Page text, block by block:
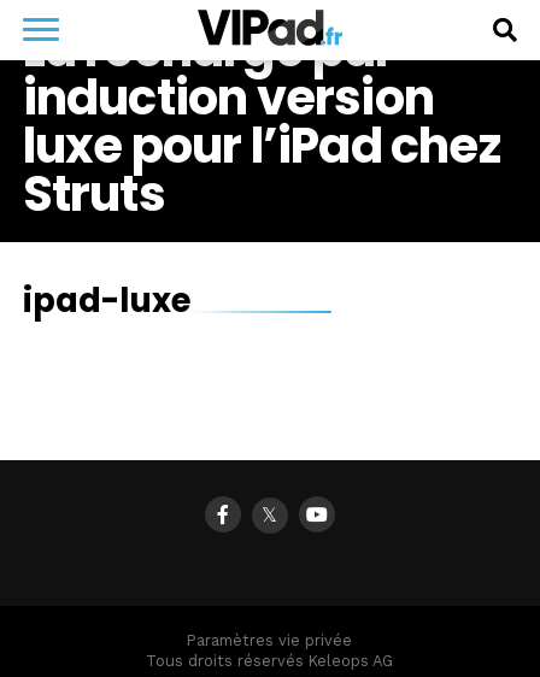
La recharge par
induction version
luxe pour l’iPad chez
Struts
ipad-luxe
𝕏
Paramètres vie privée
Tous droits réservés Keleops AG